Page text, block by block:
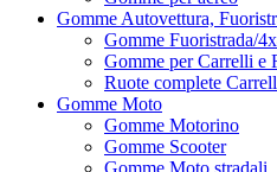
Gomme Autovettura,
Gomme Fuoristrada/
Gomme per Carrelli e
Ruote complete
Gomme Moto
Gomme Motorino
Gomme Scooter
Gomme Moto stradali